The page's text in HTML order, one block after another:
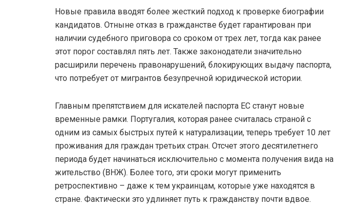
Новые правила вводят более жесткий подход к проверке биографии
кандидатов. Отныне отказ в гражданстве будет гарантирован при
наличии судебного приговора со сроком от трех лет, тогда как ранее
этот порог составлял пять лет. Также законодатели значительно
расширили перечень правонарушений, блокирующих выдачу паспорта,
что потребует от мигрантов безупречной юридической истории.
Главным препятствием для искателей паспорта ЕС станут новые
временные рамки. Португалия, которая ранее считалась страной с
одним из самых быстрых путей к натурализации, теперь требует 10 лет
проживания для граждан третьих стран. Отсчет этого десятилетнего
периода будет начинаться исключительно с момента получения вида на
жительство (ВНЖ). Более того, эти сроки могут применить
ретроспективно – даже к тем украинцам, которые уже находятся в
стране. Фактически это удлиняет путь к гражданству почти вдвое.